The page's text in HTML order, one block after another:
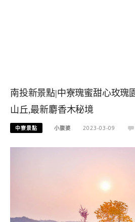
南投新景點|中寮瑰蜜甜心玫瑰
山丘,最新麝香木秘境
中寮景點 小腹婆 2023-03-09